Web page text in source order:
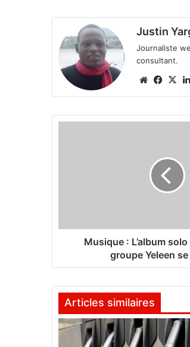
Justin
Journaliste
consultant.
We
bsi
Fa
ce
ok
X
L
l
u
s
o
Musique : L’album
groupe Yeleen
Articles similaires